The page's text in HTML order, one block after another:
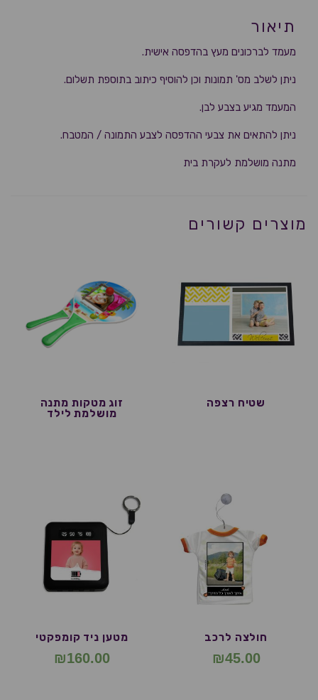
תיאור
מעמד לברכונים מעץ בהדפסה אישית.
ניתן לשלב מס' תמונות וכן להוסיף כיתוב בתוספת תשלום.
המעמד מגיע בצבע לבן.
ניתן להתאים את צבעי ההדפסה לצבע התמונה / המטבח.
מתנה מושלמת לעקרת בית
מוצרים קשורים
שטיח רצפה
זוג מטקות מתנה
מושלמת לילד
חולצה לרכב
₪45.00
מטען ניד קומפקטי
₪160.00